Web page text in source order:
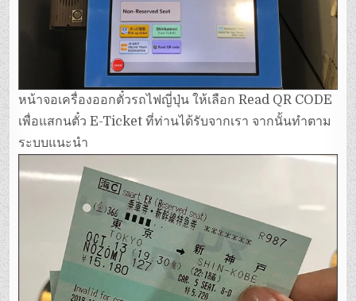
หน้าจอเครื่องออกตั๋วรถไฟญี่ปุ่น ให้เลือก Read QR CODE
เพื่อแสกนตั๋ว E-Ticket ที่ท่านได้รับจากเรา จากนั้นทำตาม
ระบบแนะนำ